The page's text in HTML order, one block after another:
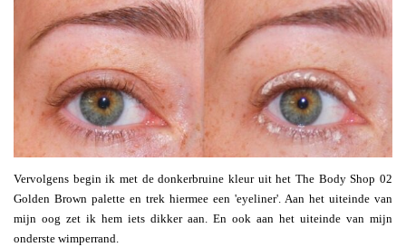
Vervolgens begin ik met de donkerbruine kleur uit het The Body Shop 02
Golden Brown palette en trek hiermee een 'eyeliner'. Aan het uiteinde van
mijn oog zet ik hem iets dikker aan. En ook aan het uiteinde van mijn
onderste wimperrand.